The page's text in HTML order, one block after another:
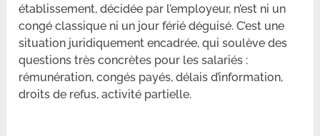
établissement, décidée par l’employeur, n’est ni un
congé classique ni un jour férié déguisé. C’est une
situation juridiquement encadrée, qui soulève des
questions très concrètes pour les salariés :
rémunération, congés payés, délais d’information,
droits de refus, activité partielle.